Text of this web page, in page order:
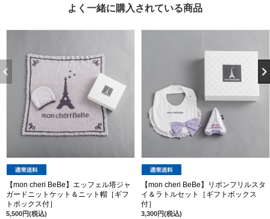
よく一緒に購入されている商品
【mon cheri BeBe】エッフェル塔ジャ
ガードニットケット＆ニット帽［ギフ
トボックス付］
5,500円(税込)
【mon cheri BeBe】リボンフリルスタ
イ＆ラトルセット［ギフトボックス
付］
3,300円(税込)